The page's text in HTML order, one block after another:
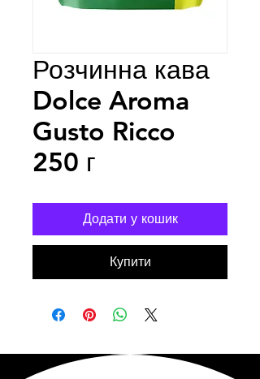
Розчинна кава
Dolce Aroma
Gusto Ricco
250 г
Додати у кошик
Купити